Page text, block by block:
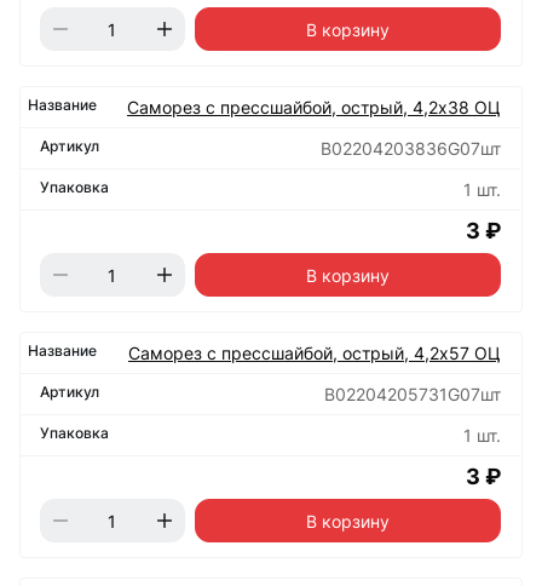
В корзину
Саморез с прессшайбой, острый, 4,2х38 ОЦ
B02204203836G07шт
1 шт.
3 ₽
В корзину
Саморез с прессшайбой, острый, 4,2х57 ОЦ
B02204205731G07шт
1 шт.
3 ₽
В корзину